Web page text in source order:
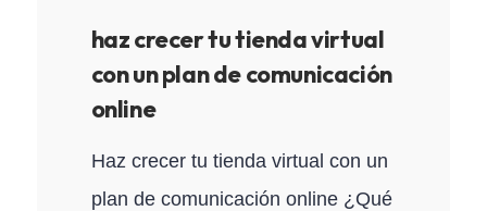
haz crecer tu tienda virtual
con un plan de comunicación
online
Haz crecer tu tienda virtual con un
plan de comunicación online ¿Qué